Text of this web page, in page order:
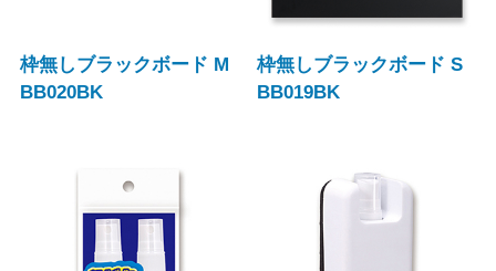
枠無しブラックボード M
BB020BK
枠無しブラックボード S
BB019BK